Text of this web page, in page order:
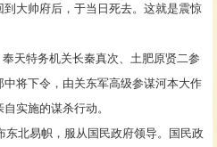
大帅府后，于当日死去。这就是震惊
天特务机关长秦真次、土肥原贤二参
将下令，由关东军高级参谋河本大作
实施的谋杀行动。
北易帜，服从国民政府领导。国民政